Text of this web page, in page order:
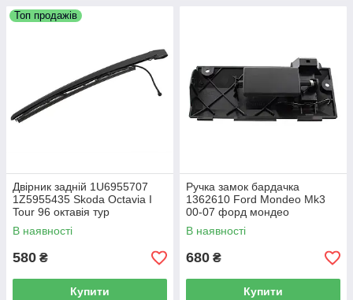
Топ продажів
Двірник задній 1U6955707
1Z5955435 Skoda Octavia I
Tour 96 октавія тур
В наявності
580 ₴
Купити
Ручка замок бардачка
1362610 Ford Mondeo Mk3
00-07 форд мондео
В наявності
680 ₴
Купити